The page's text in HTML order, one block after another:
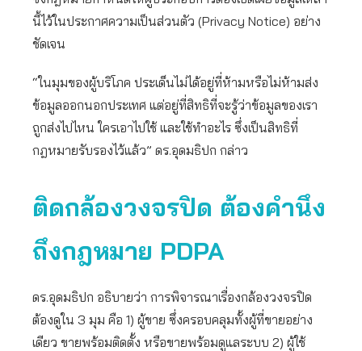
นี้ไว้ในประกาศความเป็นส่วนตัว (Privacy Notice) อย่าง
ชัดเจน
“ในมุมของผู้บริโภค ประเด็นไม่ได้อยู่ที่ห้ามหรือไม่ห้ามส่ง
ข้อมูลออกนอกประเทศ แต่อยู่ที่สิทธิที่จะรู้ว่าข้อมูลของเรา
ถูกส่งไปไหน ใครเอาไปใช้ และใช้ทำอะไร ซึ่งเป็นสิทธิที่
กฎหมายรับรองไว้แล้ว” ดร.อุดมธิปก กล่าว
ติดกล้องวงจรปิด ต้องคำนึง
ถึงกฎหมาย PDPA
ดร.อุดมธิปก อธิบายว่า การพิจารณาเรื่องกล้องวงจรปิด
ต้องดูใน 3 มุม คือ 1) ผู้ขาย ซึ่งครอบคลุมทั้งผู้ที่ขายอย่าง
เดียว ขายพร้อมติดตั้ง หรือขายพร้อมดูแลระบบ 2) ผู้ใช้